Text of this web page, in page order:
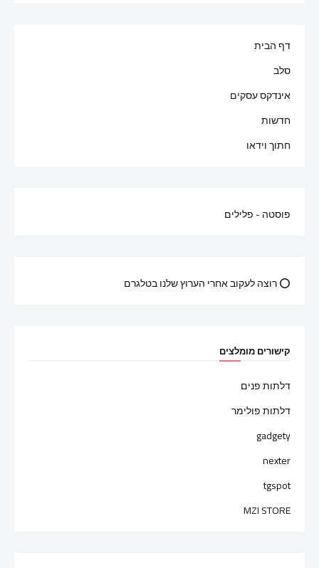
דף הבית
סלב
אינדקס עסקים
חדשות
חתוך וידאו
פוסטה - פלילים
⭕ רוצה לעקוב אחרי הערוץ שלנו בטלגרם
קישורים מומלצים
דלתות פנים
דלתות פולימר
gadgety
nexter
tgspot
MZI STORE